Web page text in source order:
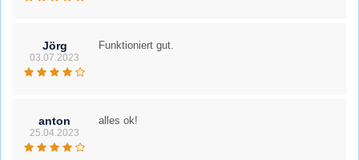
Jörg
03.07.2023
Funktioniert gut.
anton
25.04.2023
alles ok!